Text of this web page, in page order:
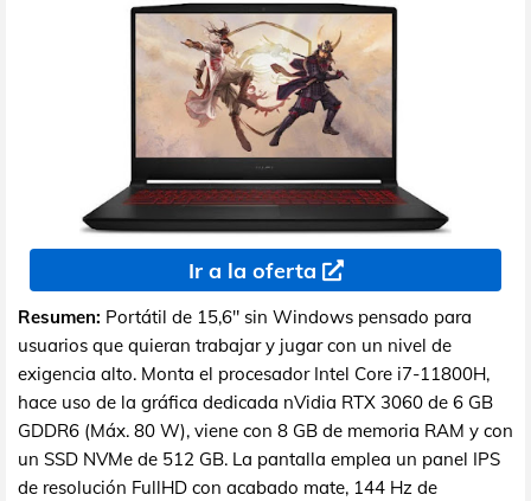
Ir a la oferta
Resumen: Portátil de 15,6" sin Windows pensado para
usuarios que quieran trabajar y jugar con un nivel de
exigencia alto. Monta el procesador Intel Core i7-11800H,
hace uso de la gráfica dedicada nVidia RTX 3060 de 6 GB
GDDR6 (Máx. 80 W), viene con 8 GB de memoria RAM y con
un SSD NVMe de 512 GB. La pantalla emplea un panel IPS
de resolución FullHD con acabado mate, 144 Hz de